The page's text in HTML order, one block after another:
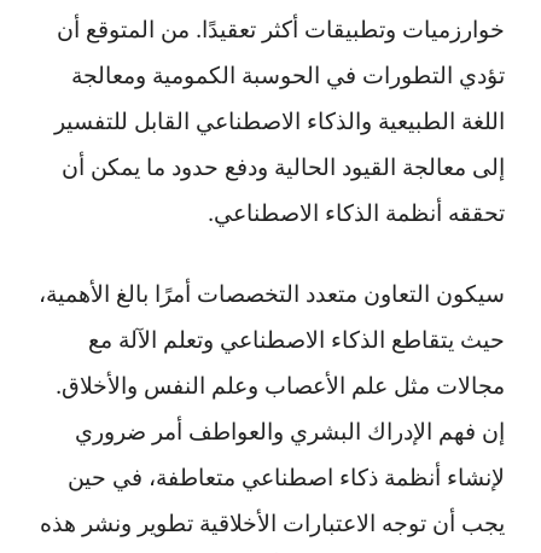
خوارزميات وتطبيقات أكثر تعقيدًا. من المتوقع أن
تؤدي التطورات في الحوسبة الكمومية ومعالجة
اللغة الطبيعية والذكاء الاصطناعي القابل للتفسير
إلى معالجة القيود الحالية ودفع حدود ما يمكن أن
تحققه أنظمة الذكاء الاصطناعي.
سيكون التعاون متعدد التخصصات أمرًا بالغ الأهمية،
حيث يتقاطع الذكاء الاصطناعي وتعلم الآلة مع
مجالات مثل علم الأعصاب وعلم النفس والأخلاق.
إن فهم الإدراك البشري والعواطف أمر ضروري
لإنشاء أنظمة ذكاء اصطناعي متعاطفة، في حين
يجب أن توجه الاعتبارات الأخلاقية تطوير ونشر هذه